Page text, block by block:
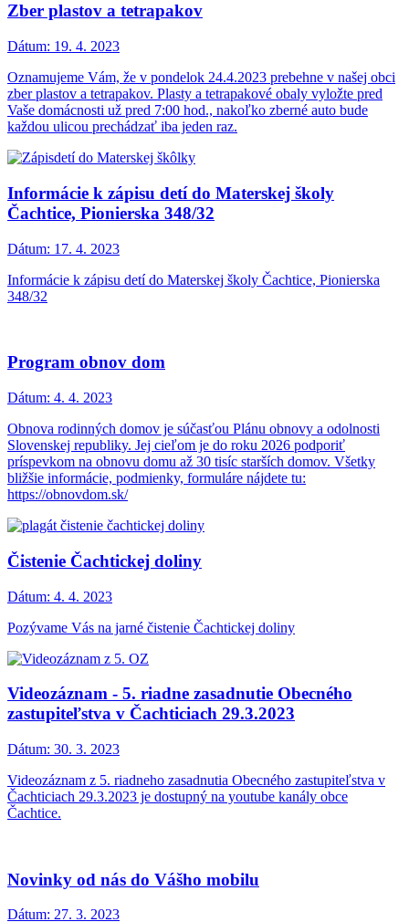
Zber plastov a tetrapakov
Dátum: 19. 4. 2023
Oznamujeme Vám, že v pondelok 24.4.2023 prebehne v našej obci
zber plastov a tetrapakov. Plasty a tetrapakové obaly vyložte pred
Vaše domácnosti už pred 7:00 hod., nakoľko zberné auto bude
každou ulicou prechádzať iba jeden raz.
Informácie k zápisu detí do Materskej školy
Čachtice, Pionierska 348/32
Dátum: 17. 4. 2023
Informácie k zápisu detí do Materskej školy Čachtice, Pionierska
348/32
Program obnov dom
Dátum: 4. 4. 2023
Obnova rodinných domov je súčasťou Plánu obnovy a odolnosti
Slovenskej republiky. Jej cieľom je do roku 2026 podporiť
príspevkom na obnovu domu až 30 tisíc starších domov. Všetky
bližšie informácie, podmienky, formuláre nájdete tu:
https://obnovdom.sk/
Čistenie Čachtickej doliny
Dátum: 4. 4. 2023
Pozývame Vás na jarné čistenie Čachtickej doliny
Videozáznam - 5. riadne zasadnutie Obecného
zastupiteľstva v Čachticiach 29.3.2023
Dátum: 30. 3. 2023
Videozáznam z 5. riadneho zasadnutia Obecného zastupiteľstva v
Čachticiach 29.3.2023 je dostupný na youtube kanály obce
Čachtice.
Novinky od nás do Vášho mobilu
Dátum: 27. 3. 2023